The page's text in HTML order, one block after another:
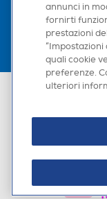
Euronics Italia SpA.
annunci in
fornirti
prestazioni
quali cookie
preferenze.
ulteriori